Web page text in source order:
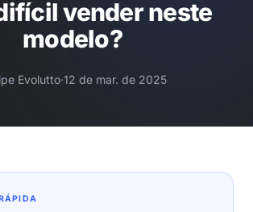
vender neste
modelo?
Evolutto·12 de mar. de 2025